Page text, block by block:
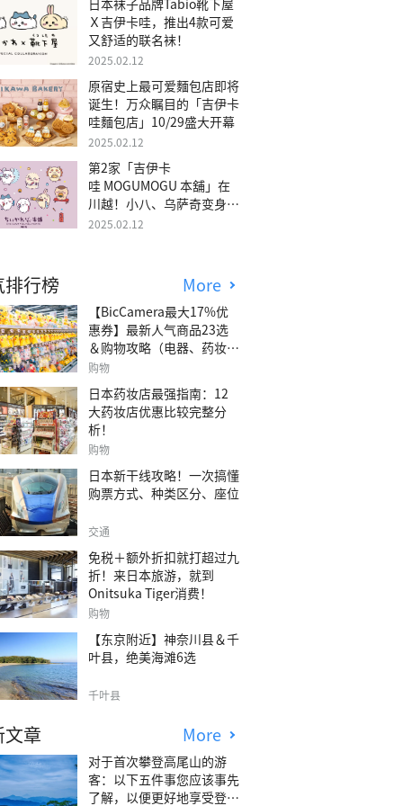
日本袜子品牌Tabio靴下屋
Ｘ吉伊卡哇，推出4款可爱
又舒适的联名袜！
2025.02.12
原宿史上最可爱麵包店即将
诞生！万众瞩目的「吉伊卡
哇麵包店」10/29盛大开幕
2025.02.12
第2家「吉伊卡
哇 MOGUMOGU 本舖」在
川越！小八、乌萨奇变身可
爱地瓜！
2025.02.12
行榜 More
【BicCamera最大17%优
惠券】最新人气商品23选
＆购物攻略（电器、药妆、
玩具等）
购物
日本药妆店最强指南：12
大药妆店优惠比较完整分
析！
购物
日本新干线攻略！一次搞懂
购票方式、种类区分、座位
交通
免税＋额外折扣就打超过九
折！来日本旅游，就到
Onitsuka Tiger消费！
购物
【东京附近】神奈川县＆千
叶县，绝美海滩6选
千叶县
章 More
对于首次攀登高尾山的游
客：以下五件事您应该事先
了解，以便更好地享受登山